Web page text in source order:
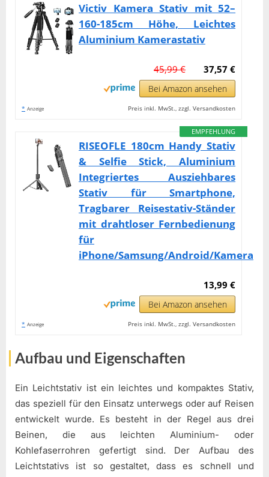
Victiv Kamera Stativ mit 52–
160-185cm Höhe, Leichtes
Aluminium Kamerastativ
37,57 €
45,99 €
Bei Amazon ansehen
* Anzeige Preis inkl. MwSt., zzgl. Versandkosten
EMPFEHLUNG
RISEOFLE 180cm Handy Stativ
& Selfie Stick, Aluminium
Integriertes Ausziehbares
Stativ für Smartphone,
Tragbarer Reisestativ-Ständer
mit drahtloser Fernbedienung
für
iPhone/Samsung/Android/Kamera
13,99 €
Bei Amazon ansehen
* Anzeige Preis inkl. MwSt., zzgl. Versandkosten
Aufbau und Eigenschaften
Ein Leichtstativ ist ein leichtes und kompaktes Stativ,
das speziell für den Einsatz unterwegs oder auf Reisen
entwickelt wurde. Es besteht in der Regel aus drei
Beinen, die aus leichten Aluminium- oder
Kohlefaserrohren gefertigt sind. Der Aufbau des
Leichtstativs ist so gestaltet, dass es schnell und